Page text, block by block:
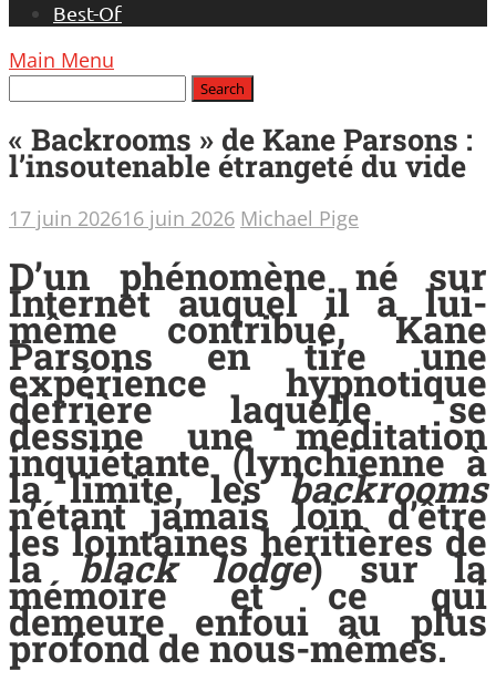
Best-Of
Main Menu
« Backrooms » de Kane Parsons :
l’insoutenable étrangeté du vide
17 juin 202616 juin 2026 Michael Pige
D’un phénomène né sur
Internet auquel il a lui-
même contribué, Kane
Parsons en tire une
expérience hypnotique
derrière laquelle se
dessine une méditation
inquiétante (lynchienne à
la limite, lesbackrooms
n’étant jamais loin d’être
les lointaines héritières de
lablack lodge) sur la
mémoire et ce qui
demeure enfoui au plus
profond de nous-mêmes.